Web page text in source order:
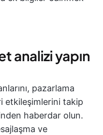
analizi yapın
pazarlama
etkileşimlerini takip
haberdar olun.
ve